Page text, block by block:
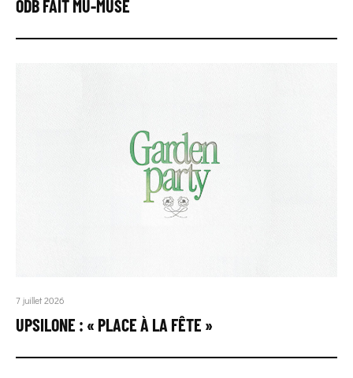
ODB FAIT MU-MUSE
7 juillet 2026
UPSILONE : « PLACE À LA FÊTE »